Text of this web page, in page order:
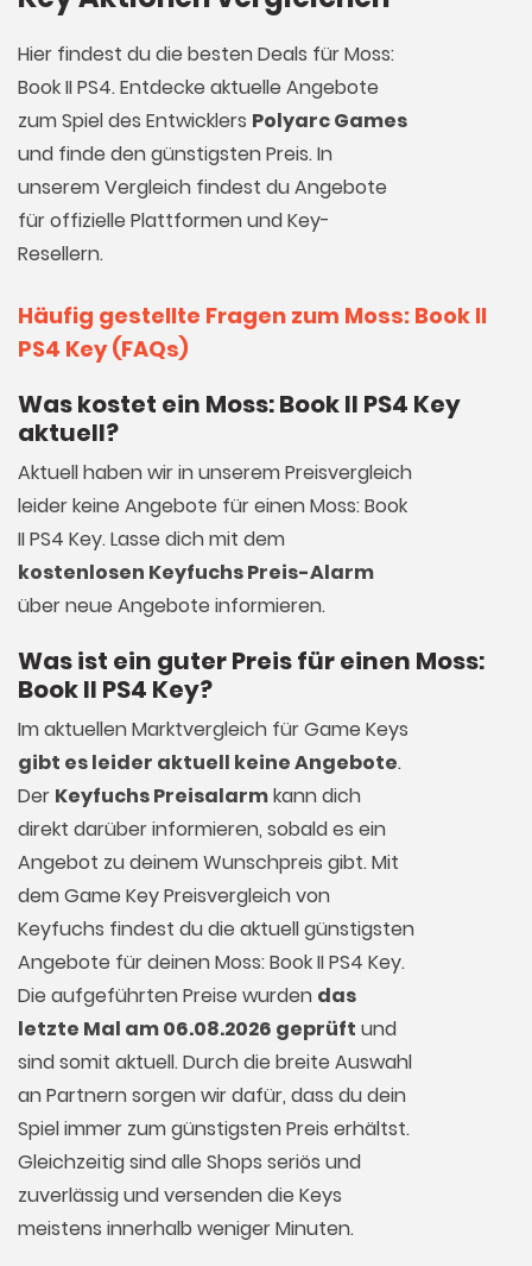
Hier findest du die besten Deals für Moss:
Book II PS4. Entdecke aktuelle Angebote
zum Spiel des Entwicklers Polyarc Games
und finde den günstigsten Preis. In
unserem Vergleich findest du Angebote
für offizielle Plattformen und Key-
Resellern.
Häufig gestellte Fragen zum Moss: Book II
PS4 Key (FAQs)
Was kostet ein Moss: Book II PS4 Key
aktuell?
Aktuell haben wir in unserem Preisvergleich
leider keine Angebote für einen Moss: Book
II PS4 Key. Lasse dich mit dem
kostenlosen Keyfuchs Preis-Alarm
über neue Angebote informieren.
Was ist ein guter Preis für einen Moss:
Book II PS4 Key?
Im aktuellen Marktvergleich fürGame Keys
gibt es leider aktuell keine Angebote.
Der Keyfuchs Preisalarmkann dich
direkt darüber informieren, sobald es ein
Angebot zu deinem Wunschpreis gibt. Mit
dem Game Key Preisvergleich von
Keyfuchs findest du die aktuell günstigsten
Angebote für deinen Moss: Book II PS4 Key.
Die aufgeführten Preise wurden das
letzte Mal am 06.08.2026 geprüft und
sind somit aktuell. Durch die breite Auswahl
an Partnern sorgen wir dafür, dass du dein
Spiel immer zum günstigsten Preis erhältst.
Gleichzeitig sind alle Shops seriös und
zuverlässig und versenden die Keys
meistens innerhalb weniger Minuten.